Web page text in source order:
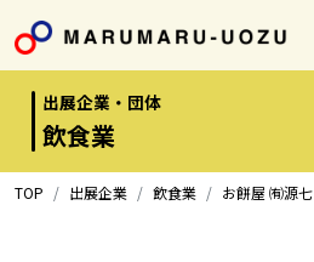
Main Navigation
出展企業・団体
飲食業
TOP 出展企業 飲食業 お餅屋 ㈲源七